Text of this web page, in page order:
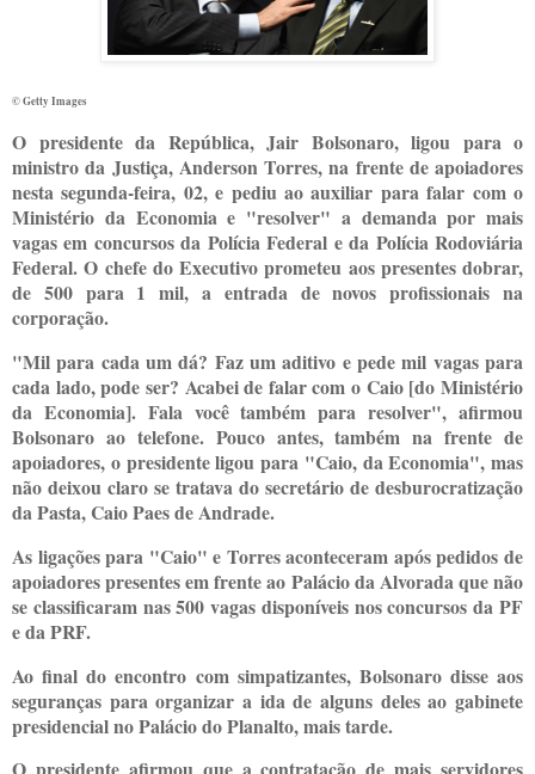
© Getty Images
O presidente da República, Jair Bolsonaro, ligou para o
ministro da Justiça, Anderson Torres, na frente de apoiadores
nesta segunda-feira, 02, e pediu ao auxiliar para falar com o
Ministério da Economia e "resolver" a demanda por mais
vagas em concursos da Polícia Federal e da Polícia Rodoviária
Federal. O chefe do Executivo prometeu aos presentes dobrar,
de 500 para 1 mil, a entrada de novos profissionais na
corporação.
"Mil para cada um dá? Faz um aditivo e pede mil vagas para
cada lado, pode ser? Acabei de falar com o Caio [do Ministério
da Economia]. Fala você também para resolver", afirmou
Bolsonaro ao telefone. Pouco antes, também na frente de
apoiadores, o presidente ligou para "Caio, da Economia", mas
não deixou claro se tratava do secretário de desburocratização
da Pasta, Caio Paes de Andrade.
As ligações para "Caio" e Torres aconteceram após pedidos de
apoiadores presentes em frente ao Palácio da Alvorada que não
se classificaram nas 500 vagas disponíveis nos concursos da PF
e da PRF.
Ao final do encontro com simpatizantes, Bolsonaro disse aos
seguranças para organizar a ida de alguns deles ao gabinete
presidencial no Palácio do Planalto, mais tarde.